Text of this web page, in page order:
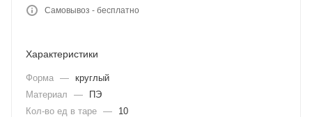
Самовывоз - бесплатно
Характеристики
Форма — круглый
Материал
—
ПЭ
Кол-во ед в таре —
10